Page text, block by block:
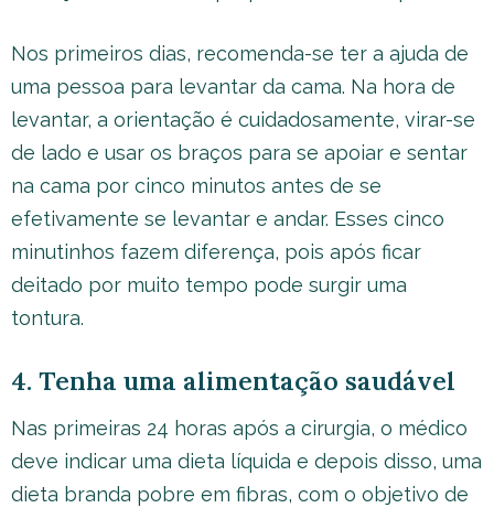
Nos primeiros dias, recomenda-se ter a ajuda de
uma pessoa para levantar da cama. Na hora de
levantar, a orientação é cuidadosamente, virar-se
de lado e usar os braços para se apoiar e sentar
na cama por cinco minutos antes de se
efetivamente se levantar e andar. Esses cinco
minutinhos fazem diferença, pois após ficar
deitado por muito tempo pode surgir uma
tontura.
4. Tenha uma alimentação saudável
Nas primeiras 24 horas após a cirurgia, o médico
deve indicar uma dieta líquida e depois disso, uma
dieta branda pobre em fibras, com o objetivo de